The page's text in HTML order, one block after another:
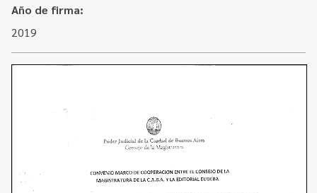
Pedido de Acceso a la Información online
Repositorio de Datos Abiertos
Año de firma:
2019